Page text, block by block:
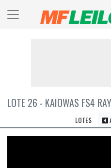
LOTE 26 - KAIOWAS FS4
LOTES